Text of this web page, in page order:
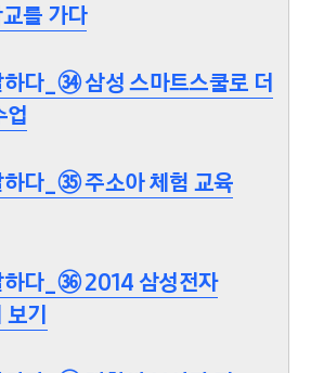
를 가다
다_㉞ 삼성 스마트스쿨로 더
업
다_㉟ 주소아 체험 교육
하다_㊱ 2014 삼성전자
기